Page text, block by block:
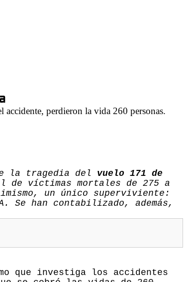
perdieron la vida 260 personas.
la tragedia del vuelo 171 de
de víctimas mortales de 275 a
un único superviviente:
Se han contabilizado, además,
que investiga los accidentes